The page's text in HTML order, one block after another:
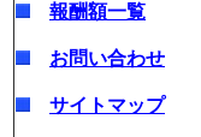
報酬額一覧
お問い合わせ
サイトマップ